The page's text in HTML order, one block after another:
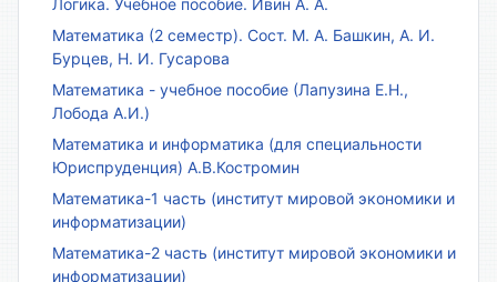
Математика (2 семестр). Сост. М. А. Башкин, А. И.
Бурцев, Н. И. Гусарова
Математика - учебное пособие (Лапузина Е.Н.,
Лобода А.И.)
Математика и информатика (для специальности
Юриспруденция) А.В.Костромин
Математика-1 часть (институт мировой экономики и
информатизации)
Математика-2 часть (институт мировой экономики и
информатизации)